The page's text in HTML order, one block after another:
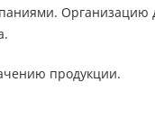
Организацию
продукции.